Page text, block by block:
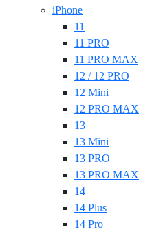
iPhone
11
11 PRO
11 PRO MAX
12 / 12 PRO
12 Mini
12 PRO MAX
13
13 Mini
13 PRO
13 PRO MAX
14
14 Plus
14 Pro